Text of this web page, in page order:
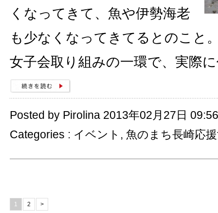
くなってきて、魚や伊勢海老
も少なくなってきてるとのこと
女子会取り組みの一環で、実際
Posted by Pirolina 2013年02月27日 09:56
Categories : イベント , 魚のまち長崎応
1 2 >